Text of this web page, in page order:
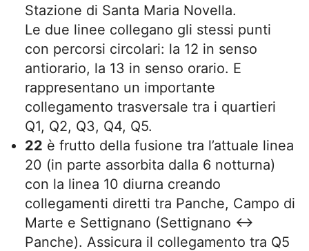
Stazione di Santa Maria Novella.
Le due linee collegano gli stessi punti
con percorsi circolari: la 12 in senso
antiorario, la 13 in senso orario. E
rappresentano un importante
collegamento trasversale tra i quartieri
Q1, Q2, Q3, Q4, Q5.
22 è frutto della fusione tra l’attuale linea
20 (in parte assorbita dalla 6 notturna)
con la linea 10 diurna creando
collegamenti diretti tra Panche, Campo di
Marte e Settignano (Settignano ↔
Panche). Assicura il collegamento tra Q5